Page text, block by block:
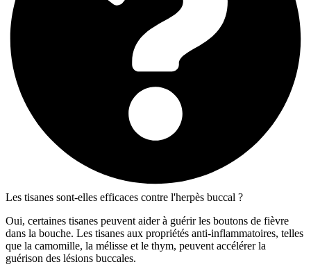
Les tisanes sont-elles efficaces contre l'herpès buccal ?
Oui, certaines tisanes peuvent aider à guérir les boutons de fièvre
dans la bouche. Les tisanes aux propriétés anti-inflammatoires, telles
que la camomille, la mélisse et le thym, peuvent accélérer la
guérison des lésions buccales.